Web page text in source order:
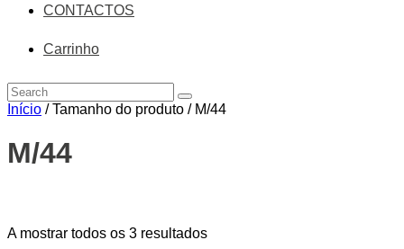
CONTACTOS
Carrinho
Início / Tamanho do produto / M/44
M/44
On sale(14)
A mostrar todos os 3 resultados